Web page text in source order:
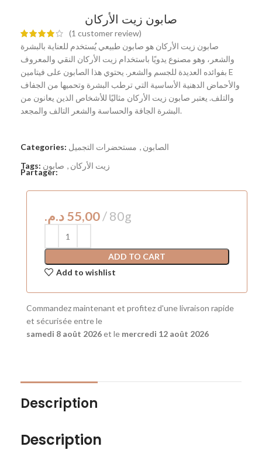
صابون زيت الأركان
(1 customer review)
صابون زيت الأركان هو صابون طبيعي يُستخدم للعناية بالبشرة
والشعر، وهو مصنوع يدويًا باستخدام زيت الأركان النقي والمعروف
بفوائده العديدة للجسم والشعر. يحتوي هذا الصابون على فيتامين E
والأحماض الدهنية الأساسية التي ترطب البشرة وتحميها من الجفاف
والتلف. يعتبر صابون زيت الأركان مثاليًا للأشخاص الذين يعانون من
البشرة الجافة والحساسة والشعر التالف والمجعد.
Categories: الصابون , مستحضرات التجميل
Tags:
زيت الأركان , صابون
Partager:
د.م.
ADD TO CART
Add to wishlist
Commandez maintenant et profitez d'une livraison rapide
et sécurisée entre le
samedi 8 août 2026et le mercredi 12 août 2026
Description
Description